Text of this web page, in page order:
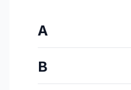
A
B